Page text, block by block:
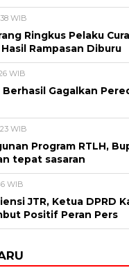
WIB
Ringkus Pelaku
Rampasan Diburu
WIB
Gagalkan
WIB
Program RTLH,
tepat sasaran
WIB
JTR, Ketua DPRD
Positif Peran Pers